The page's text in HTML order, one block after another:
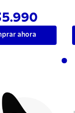
ahora